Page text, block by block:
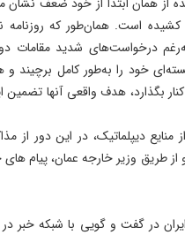
است. همان‌طور که روزنامه
درخواست‌های شدید مقامات
خود را به‌طور کامل برچیند
بگذارد، هدف واقعی آنها تضمین
دیپلماتیک، در این دور از
طریق وزیر خارجه عمان، پیام های